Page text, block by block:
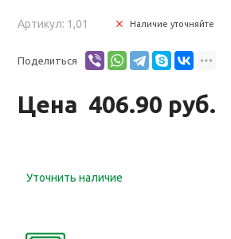
Артикул: 1,01 Наличие уточняйте
Поделиться
Цена 406.90 руб.
Уточнить наличие